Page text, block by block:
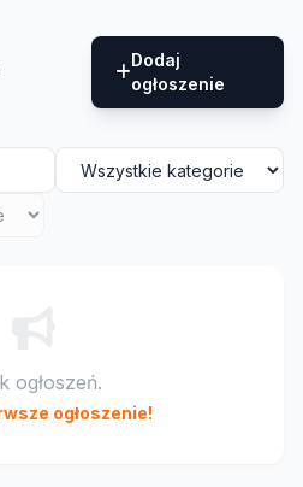
Dodaj
ogłoszenie
ogłoszeń.
ogłoszenie!